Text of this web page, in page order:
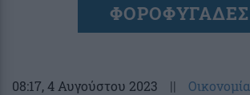
ΦΟΡΟΦΥΓΑΔΕΣ
08:17, 4 Αυγούστου 2023 || Οικονομία